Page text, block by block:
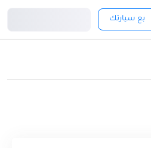
بع سيارتك